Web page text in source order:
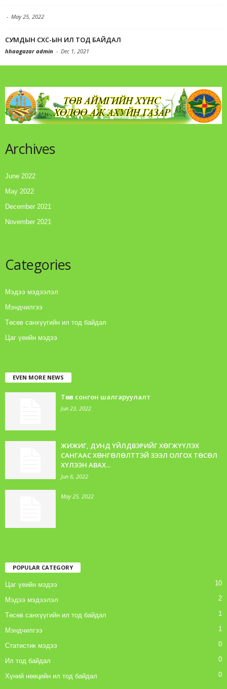
- May 25, 2022
СУМДЫН СХС-ЫН ИЛ ТОД БАЙДАЛ
hhaagazar admin - Dec 1, 2021
Archives
June 2022
May 2022
December 2021
November 2021
Categories
Мэдээ мэдээлэл
Мэндчилгээ
Төсөв санхүүгийн ил тод байдал
Цаг үеийн мэдээ
EVEN MORE NEWS
Төсөл сонгон шалгаруулалт
Jun 23, 2022
ЖИЖИГ, ДУНД ҮЙЛДВЭРИЙГ ХӨГЖҮҮЛЭХ
САНГААС ХӨНГӨЛӨЛТТЭЙ ЗЭЭЛ ОЛГОХ ТӨСӨЛ
ХҮЛЭЭН АВАХ...
Jun 6, 2022
May 25, 2022
POPULAR CATEGORY
Цаг үеийн мэдээ 10
Мэдээ мэдээлэл 2
Төсөв санхүүгийн ил тод байдал 1
Мэндчилгээ 1
Статистик мэдээ 0
Ил тод байдал 0
Хүний нөөцийн ил тод байдал 0